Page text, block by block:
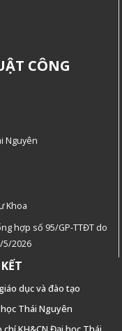
CÔNG
Nguyên
Khoa
hợp số 95/GP-TTĐT do
5/2026
dục và đào tạo
Thái Nguyên